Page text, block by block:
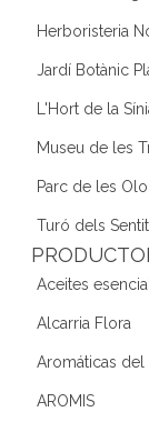
Herboristeria
Jardí Botànic
L'Hort de la
Museu de les
Parc de les
Turó dels
Aceites
Alcarria Flora
Aromáticas del
AROMIS